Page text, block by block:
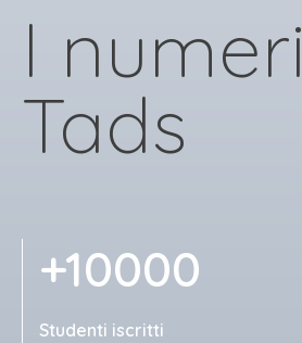
I numeri
Tads
+10000
Studenti iscritti